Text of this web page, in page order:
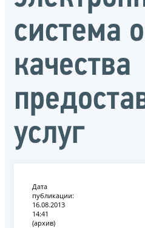
система
качества
услуг
Дата
публикации:
16.08.2013
14:41
(архив)